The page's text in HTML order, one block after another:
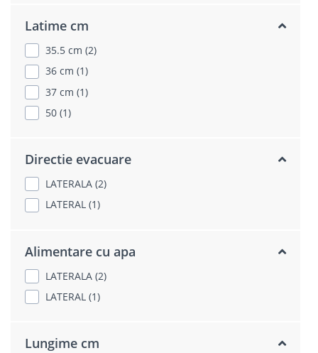
Latime cm
35.5 cm (2)
36 cm (1)
37 cm (1)
50 (1)
Directie evacuare
LATERALA (2)
LATERAL (1)
Alimentare cu apa
LATERALA (2)
LATERAL (1)
Lungime cm